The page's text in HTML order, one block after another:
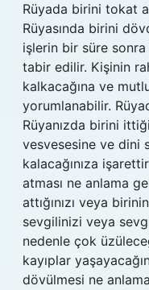
Rüyada birini tokat
Rüyasında birini
işlerin bir süre
tabir edilir. Kişinin
kalkacağına ve
yorumlanabilir.
Rüyanızda birini
vesvesesine ve dini
kalacağınıza
atması ne anlama
attığınızı veya
sevgilinizi veya
nedenle çok
kayıplar
dövülmesi ne